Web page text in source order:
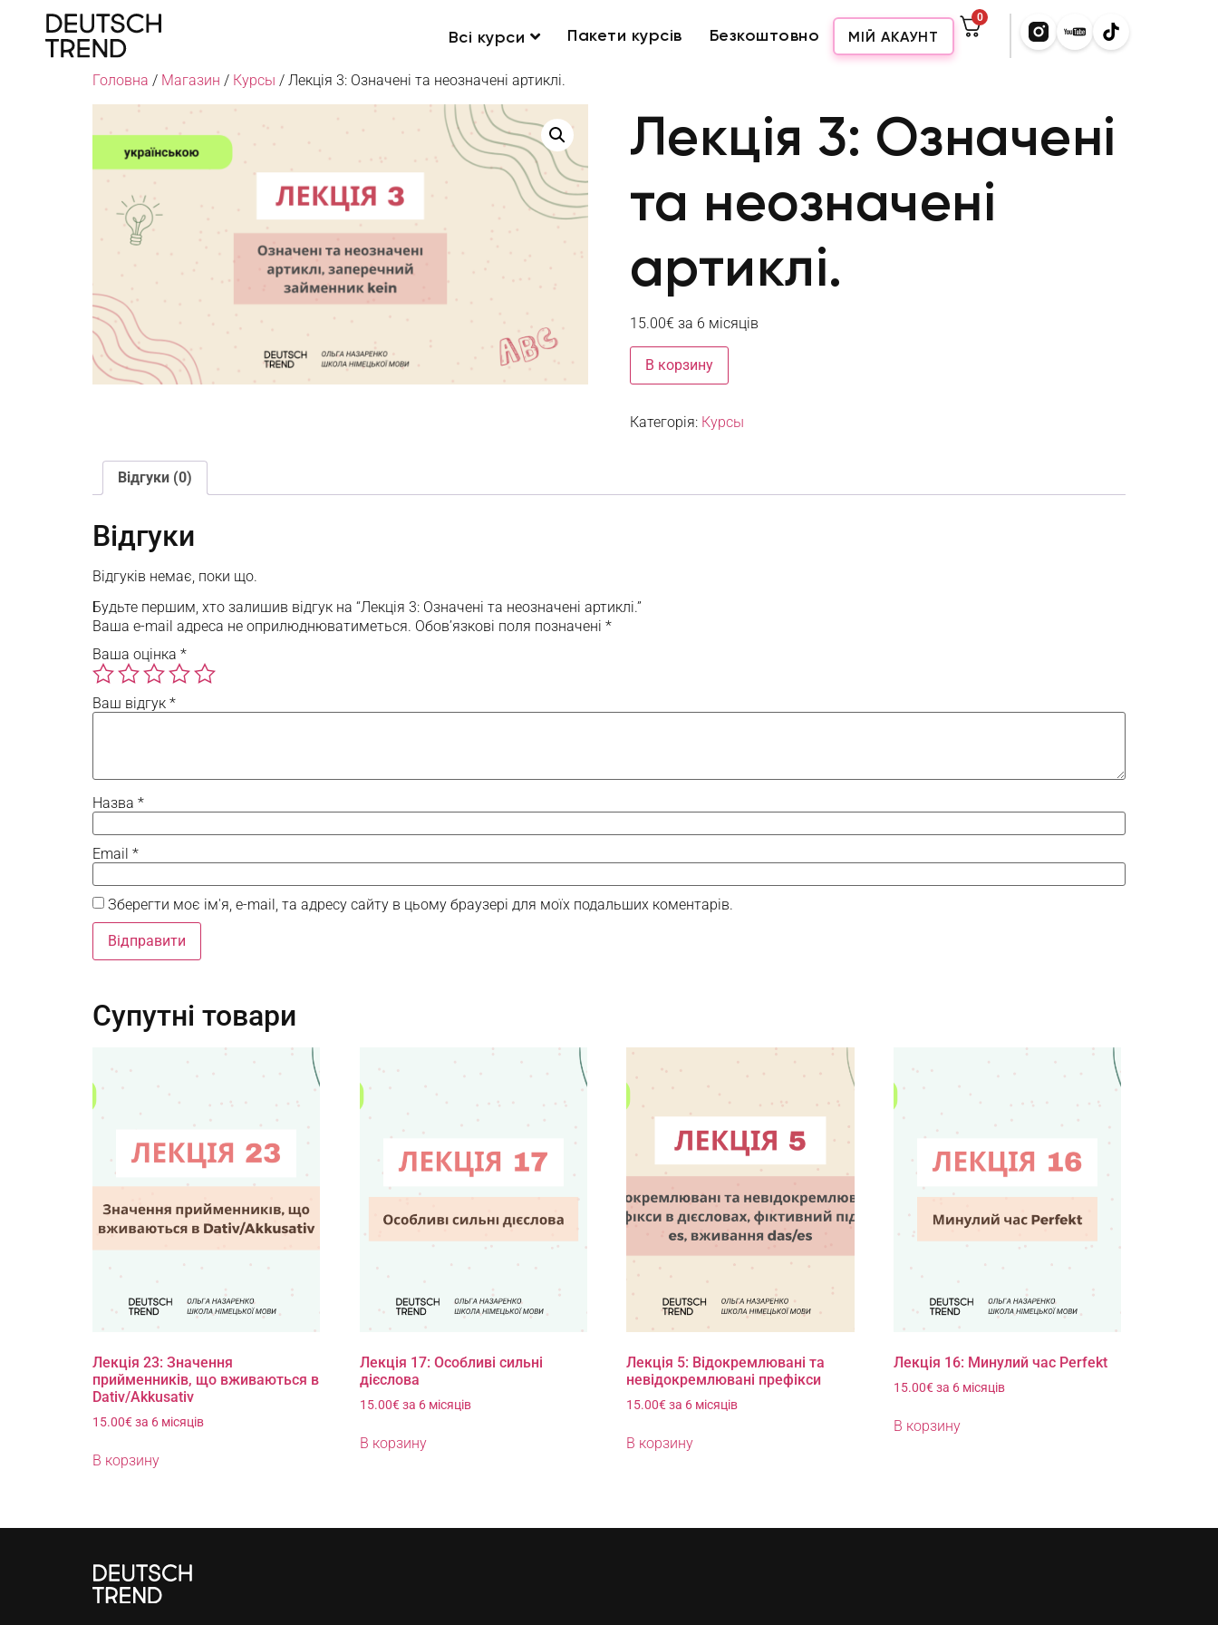
Всі курси Пакети курсів Безкоштовно МІЙ АКАУНТ
0
Головна / Магазин / Курсы / Лекція 3: Означені та неозначені артиклі.
Лекція 3: Означені
та неозначені
артиклі.
15.00€ за 6 місяців
В корзину
Категорія: Курсы
Відгуки (0)
Відгуки
Відгуків немає, поки що.
Будьте першим, хто залишив відгук на “Лекція 3: Означені та неозначені артиклі.”
Ваша e-mail адреса не оприлюднюватиметься. Обов’язкові поля позначені *
Ваша оцінка *
Ваш відгук *
Назва *
Email *
Зберегти моє ім'я, e-mail, та адресу сайту в цьому браузері для моїх подальших коментарів.
Супутні товари
Лекція 23: Значення
прийменників, що вживаються в
Dativ/Akkusativ
15.00€за 6 місяців
В корзину
Лекція 17: Особливі сильні
дієслова
15.00€ за 6 місяців
В корзину
Лекція 5: Відокремлювані та
невідокремлювані префікси
15.00€ за 6 місяців
В корзину
Лекція 16: Минулий час Perfekt
15.00€за 6 місяців
В корзину